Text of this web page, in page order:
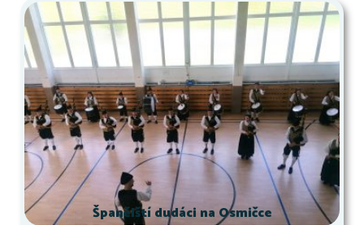
Španělští dudáci na Osmičce